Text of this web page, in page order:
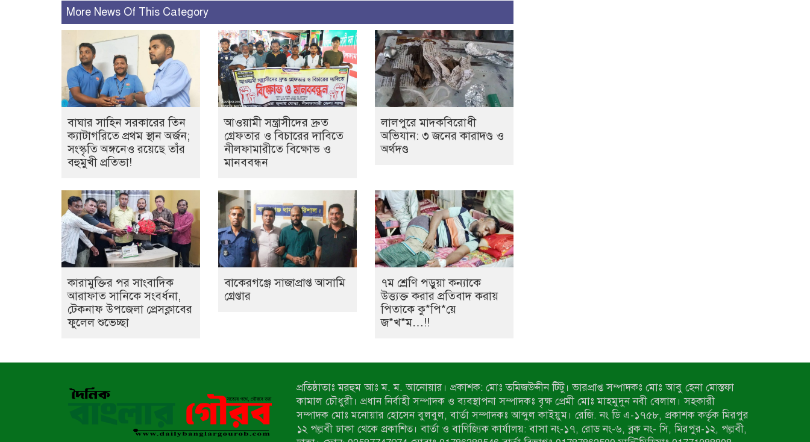
More News Of This Category
বাঘার সাহিন সরকারের তিন
ক্যাটাগরিতে প্রথম স্থান অর্জন;
সংস্কৃতি অঙ্গনেও রয়েছে তাঁর
বহুমুখী প্রতিভা!
আওয়ামী সন্ত্রাসীদের দ্রুত
গ্রেফতার ও বিচারের দাবিতে
নীলফামারীতে বিক্ষোভ ও
মানববন্ধন
লালপুরে মাদকবিরোধী
অভিযান: ৩ জনের কারাদণ্ড ও
অর্থদণ্ড
কারামুক্তির পর সাংবাদিক
আরাফাত সানিকে সংবর্ধনা,
টেকনাফ উপজেলা প্রেসক্লাবের
ফুলেল শুভেচ্ছা
বাকেরগঞ্জে সাজাপ্রাপ্ত আসামি
গ্রেপ্তার
৭ম শ্রেণি পড়ুয়া কন্যাকে
উত্ত্যক্ত করার প্রতিবাদ করায়
পিতাকে কু*পি*য়ে
জ*খ*ম…!!
প্রতিষ্ঠাতাঃ মরহুম আঃ ম. ম. আনোয়ার। প্রকাশক: মোঃ তমিজউদ্দীন টিটু। ভারপ্রাপ্ত সম্পাদকঃ মোঃ আবু হেনা মোস্তফা
কামাল চৌধুরী। প্রধান নির্বাহী সম্পাদক ও ব্যবস্থাপনা সম্পাদকঃ বৃক্ষ প্রেমী মোঃ মাহমুদুন নবী বেলাল। সহকারী
সম্পাদক মোঃ মনোয়ার হোসেন বুলবুল, বার্তা সম্পাদকঃ আব্দুল কাইয়ুম। রেজি. নং ডি এ-১৭৫৮, প্রকাশক কর্তৃক মিরপুর
১২ পল্লবী ঢাকা থেকে প্রকাশিত। বার্তা ও বাণিজ্যিক কার্যালয়: বাসা নং-১৭, রোড নং-৬, ব্লক নং- সি, মিরপুর-১২, পল্লবী,